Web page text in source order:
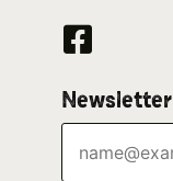
Newsletter